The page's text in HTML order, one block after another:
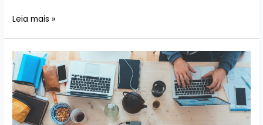
Como
de
Influência
Pode
Impulsionar
seu
Leia mais »